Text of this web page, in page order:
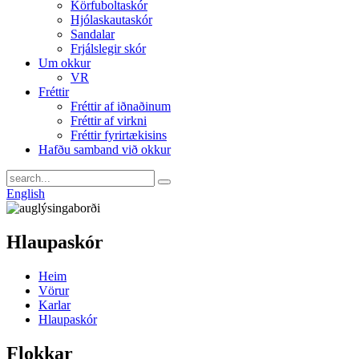
Körfuboltaskór
Hjólaskautaskór
Sandalar
Frjálslegir skór
Um okkur
VR
Fréttir
Fréttir af iðnaðinum
Fréttir af virkni
Fréttir fyrirtækisins
Hafðu samband við okkur
English
Hlaupaskór
Heim
Vörur
Karlar
Hlaupaskór
Flokkar